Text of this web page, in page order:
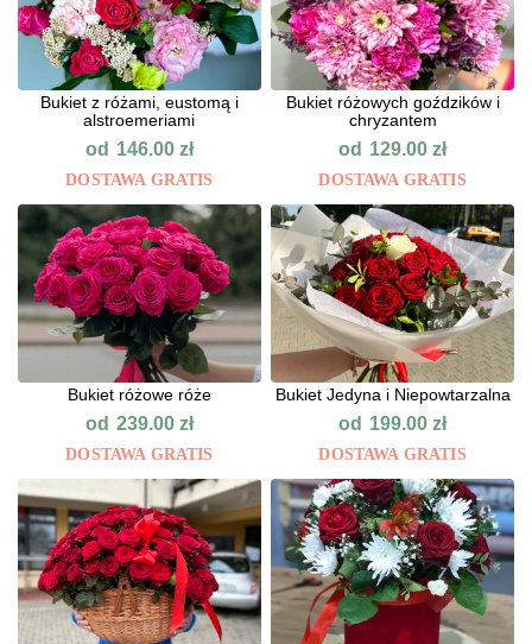
Bukiet z różami, eustomą i
alstroemeriami
od 146.00 zł
DOSTAWA GRATIS
Bukiet różowych goździków i
chryzantem
od 129.00zł
DOSTAWA GRATIS
Bukiet różowe róże
od 239.00 zł
DOSTAWA GRATIS
Bukiet Jedyna i Niepowtarzalna
od 199.00zł
DOSTAWA GRATIS